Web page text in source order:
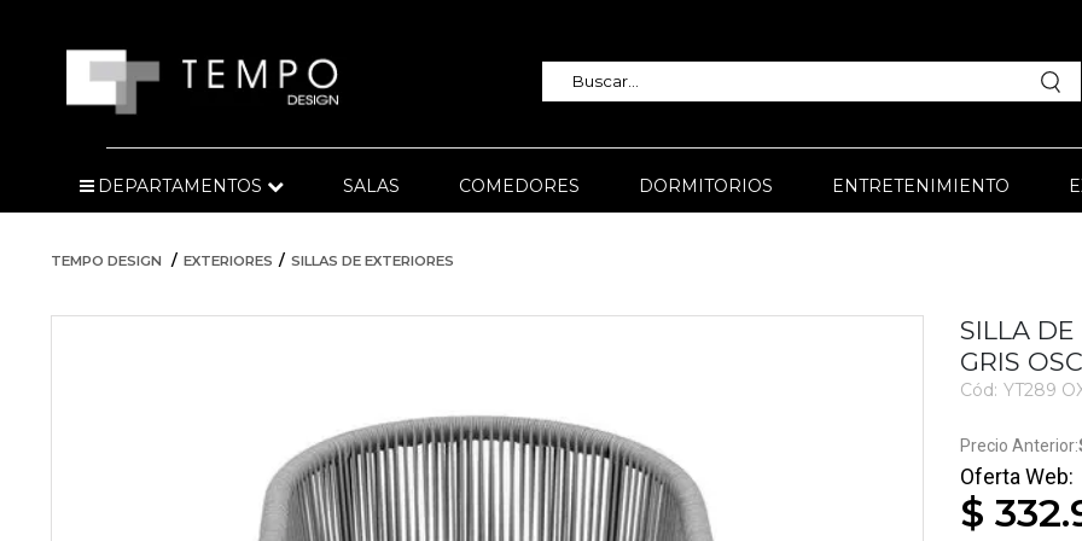
DEPARTAMENTOS SALAS COMEDORES DORMITORIOS ENTRETENIMIENTO
TEMPO DESIGN EXTERIORES SILLAS DE EXTERIORES
SILLA
GRIS
Cód: YT289
$